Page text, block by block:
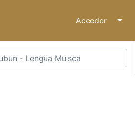
Acceder ↓